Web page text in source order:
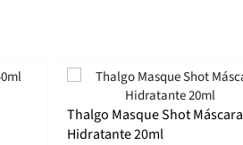
Thalgo Masque Shot Máscara
Hidratante 20ml